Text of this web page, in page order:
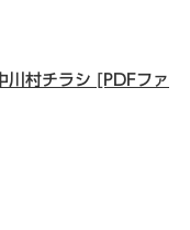
川村チラシ [PDFファ